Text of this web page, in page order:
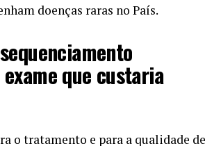
doenças raras no País.
que custaria
o tratamento e para a qualidade de